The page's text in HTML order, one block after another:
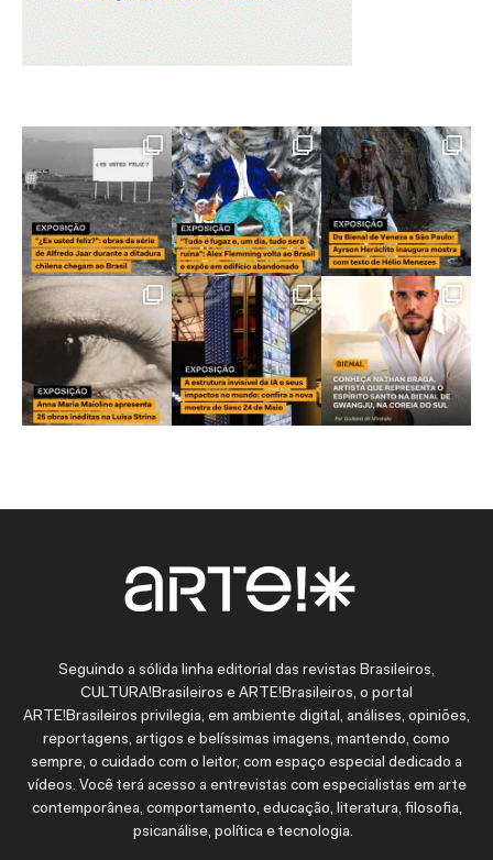
Seguindo a sólida linha editorial das revistas Brasileiros,
CULTURA!Brasileiros e ARTE!Brasileiros, o portal
ARTE!Brasileiros privilegia, em ambiente digital, análises, opiniões,
reportagens, artigos e belíssimas imagens, mantendo, como
sempre, o cuidado com o leitor, com espaço especial dedicado a
vídeos. Você terá acesso a entrevistas com especialistas em arte
contemporânea, comportamento, educação, literatura, filosofia,
psicanálise, política e tecnologia.